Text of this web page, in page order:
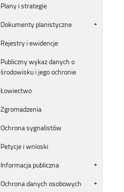
Plany i strategie
Dokumenty planistyczne
Rejestry i ewidencje
Publiczny wykaz danych o
środowisku i jego ochronie
Łowiectwo
Zgromadzenia
Ochrona sygnalistów
Petycje i wnioski
Informacja publiczna
Ochrona danych osobowych